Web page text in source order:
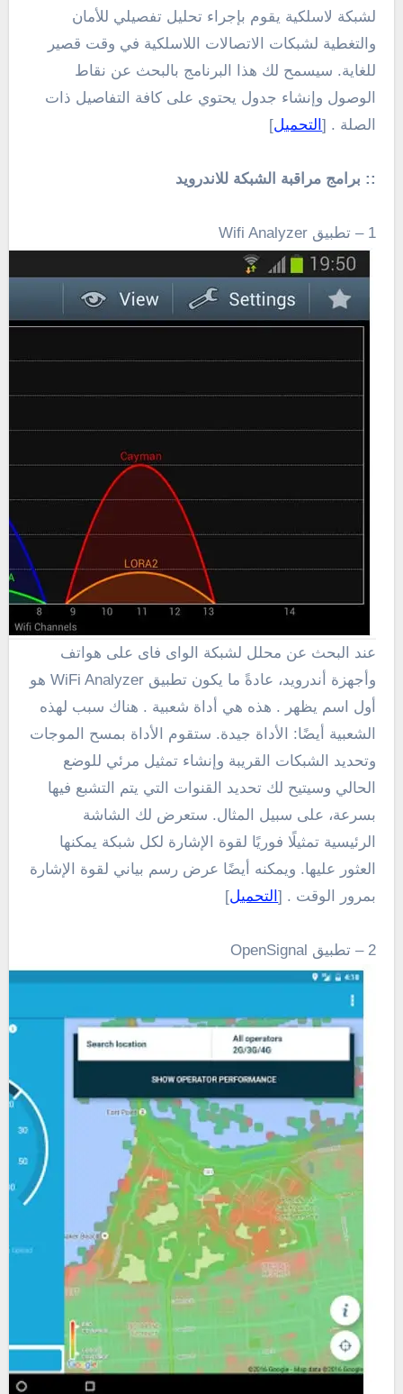
لشبكة لاسلكية يقوم بإجراء تحليل تفصيلي للأمان
والتغطية لشبكات الاتصالات اللاسلكية في وقت قصير
للغاية. سيسمح لك هذا البرنامج بالبحث عن نقاط
الوصول وإنشاء جدول يحتوي على كافة التفاصيل ذات
الصلة . [التحميل]
:: برامج مراقبة الشبكة للاندرويد
1 – تطبيق Wifi Analyzer
عند البحث عن محلل لشبكة الواى فاى على هواتف
وأجهزة أندرويد، عادةً ما يكون تطبيق WiFi Analyzer هو
أول اسم يظهر . هذه هي أداة شعبية . هناك سبب لهذه
الشعبية أيضًا: الأداة جيدة. ستقوم الأداة بمسح الموجات
وتحديد الشبكات القريبة وإنشاء تمثيل مرئي للوضع
الحالي وسيتيح لك تحديد القنوات التي يتم التشبع فيها
بسرعة، على سبيل المثال. ستعرض لك الشاشة
الرئيسية تمثيلًا فوريًا لقوة الإشارة لكل شبكة يمكنها
العثور عليها. ويمكنه أيضًا عرض رسم بياني لقوة الإشارة
بمرور الوقت . [التحميل]
2 – تطبيق OpenSignal